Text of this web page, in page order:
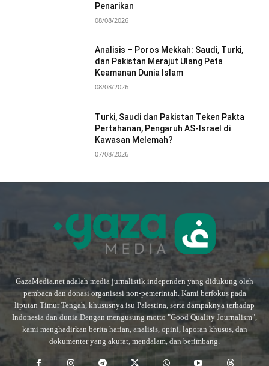
Penarikan
08/08/2026
Analisis – Poros Mekkah: Saudi, Turki,
dan Pakistan Merajut Ulang Peta
Keamanan Dunia Islam
08/08/2026
Turki, Saudi dan Pakistan Teken Pakta
Pertahanan, Pengaruh AS-Israel di
Kawasan Melemah?
07/08/2026
GazaMedia.net adalah media jurnalistik independen yang didukung oleh
pembaca dan donasi organisasi non-pemerintah. Kami berfokus pada
liputan Timur Tengah, khususnya isu Palestina, serta dampaknya terhadap
Indonesia dan dunia.Dengan mengusung motto "Good Quality Journalism",
kami menghadirkan berita harian, analisis, opini, laporan khusus, dan
dokumenter yang akurat, mendalam, dan berimbang.